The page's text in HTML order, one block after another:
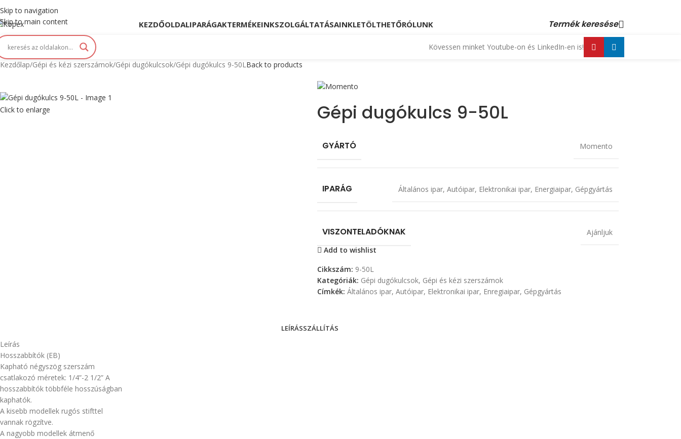
Skip to navigation
Skip to main content
Innováció és Tradíció kéz a kézben...
KEZDŐOLDALIPARÁGAKTERMÉKEINKSZOLGÁLTATÁSAINKLETÖLTHETŐRÓLUNK Termék keresése
Kövessen minket Youtube-on és LinkedIn-en is!
Kezdőlap Gépi és kézi szerszámok Gépi dugókulcsok Gépi dugókulcs 9-50LBack to products
Click to enlarge Gépi dugókulcs 9-50L
GYÁRTÓ Momento
IPARÁG Általános ipar, Autóipar, Elektronikai ipar, Energiaipar, Gépgyártás
VISZONTELADÓKNAK
Ajánljuk
Add to wishlist
Cikkszám: 9-50L
Kategóriák: Gépi dugókulcsok, Gépi és kézi szerszámok
Címkék: Általános ipar, Autóipar, Elektronikai ipar, Enregiaipar, Gépgyártás
LEÍRÁSSZÁLLÍTÁS
Leírás
Hosszabbítók (EB)
Kapható négyszög szerszám
csatlakozó méretek: 1/4”-2 1/2” A
hosszabbítók többféle hosszúságban
kaphatók.
A kisebb modellek rugós stifttel
vannak rögzítve.
A nagyobb modellek átmenő